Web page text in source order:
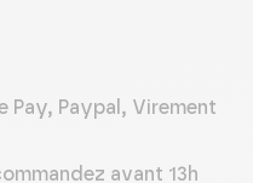
Pay, Paypal, Virement
avant 13h